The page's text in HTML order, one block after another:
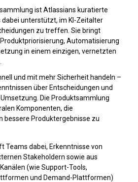
ist Atlassians kuratierte
dabei unterstützt, im KI-Zeitalter
zu treffen. Sie bringt
Automatisierung
in einem einzigen, vernetzten
und mit mehr Sicherheit handeln –
über Entscheidungen und
Die Produktsammlung
Komponenten, die
bessere Produktergebnisse zu
Teams dabei, Erkenntnisse von
Stakeholdern sowie aus
(wie Support-Tools,
und Demand-Plattformen)